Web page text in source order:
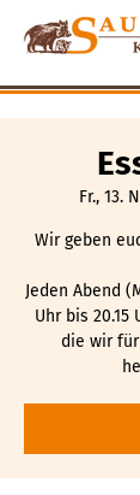
Fr., 13.
Wir geben
Jeden Abend
Uhr bis
die wir